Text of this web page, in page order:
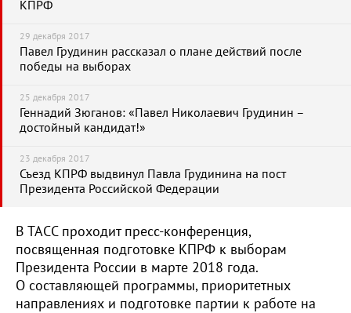
КПРФ
29 декабря 2017
Павел Грудинин рассказал о плане действий после
победы на выборах
25 декабря 2017
Геннадий Зюганов: «Павел Николаевич Грудинин –
достойный кандидат!»
23 декабря 2017
Съезд КПРФ выдвинул Павла Грудинина на пост
Президента Российской Федерации
В ТАСС проходит пресс-конференция,
посвященная подготовке КПРФ к выборам
Президента России в марте 2018 года.
О составляющей программы, приоритетных
направлениях и подготовке партии к работе на